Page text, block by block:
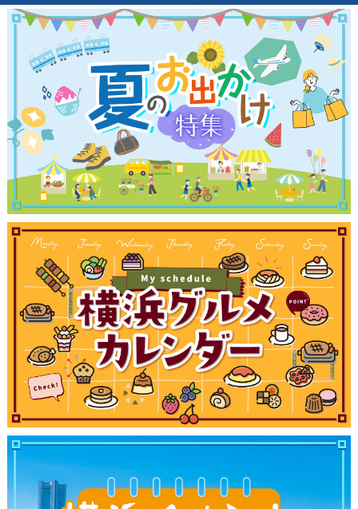
観光ガイド
ランキング
ブログ記事
サイトについて